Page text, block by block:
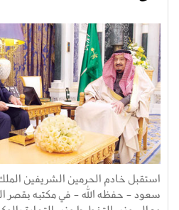
استقبل خادم الحرمين الشريفين
سعود - حفظه الله - في مكتبه بقصر